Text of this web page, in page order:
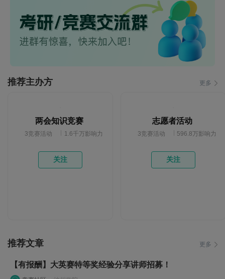
推荐主办方 更多
两会知识竞赛
3竞赛活动 1.6千万影响力
关注
志愿者活动
3竞赛活动 596.8万影响力
关注
推荐文章 更多
【有报酬】大英赛特等奖经验分享讲师招募！